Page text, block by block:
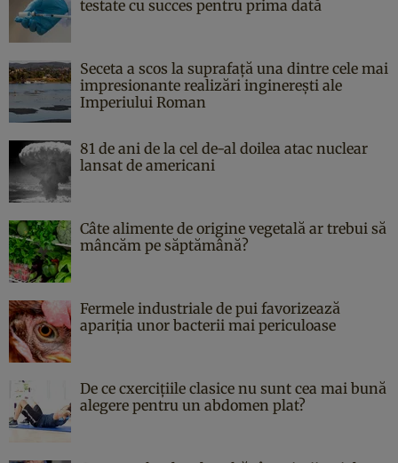
testate cu succes pentru prima dată
Seceta a scos la suprafață una dintre cele mai
impresionante realizări inginerești ale
Imperiului Roman
81 de ani de la cel de-al doilea atac nuclear
lansat de americani
Câte alimente de origine vegetală ar trebui să
mâncăm pe săptămână?
Fermele industriale de pui favorizează
apariția unor bacterii mai periculoase
De ce cxercițiile clasice nu sunt cea mai bună
alegere pentru un abdomen plat?